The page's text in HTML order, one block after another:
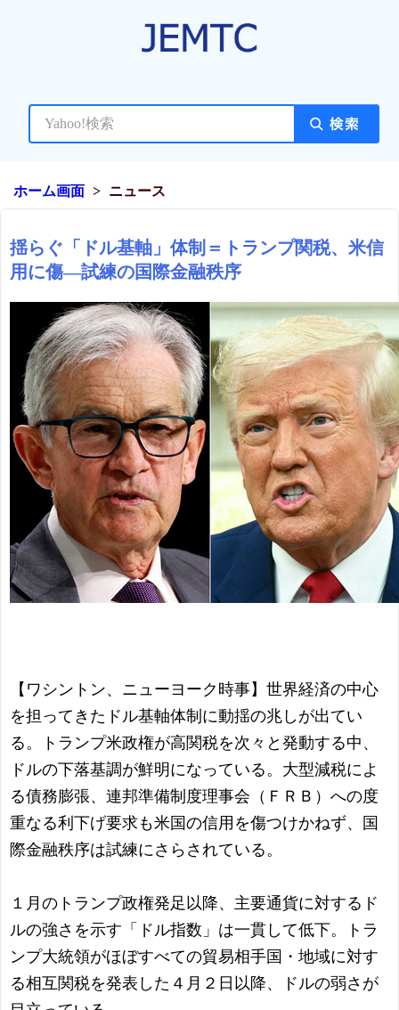
ホーム画面 ニュース
揺らぐ「ドル基軸」体制＝トランプ関税、米信
用に傷―試練の国際金融秩序
【ワシントン、ニューヨーク時事】世界経済の中心
を担ってきたドル基軸体制に動揺の兆しが出てい
る。トランプ米政権が高関税を次々と発動する中、
ドルの下落基調が鮮明になっている。大型減税によ
る債務膨張、連邦準備制度理事会（ＦＲＢ）への度
重なる利下げ要求も米国の信用を傷つけかねず、国
際金融秩序は試練にさらされている。
１月のトランプ政権発足以降、主要通貨に対するド
ルの強さを示す「ドル指数」は一貫して低下。トラ
ンプ大統領がほぼすべての貿易相手国・地域に対す
る相互関税を発表した４月２日以降、ドルの弱さが